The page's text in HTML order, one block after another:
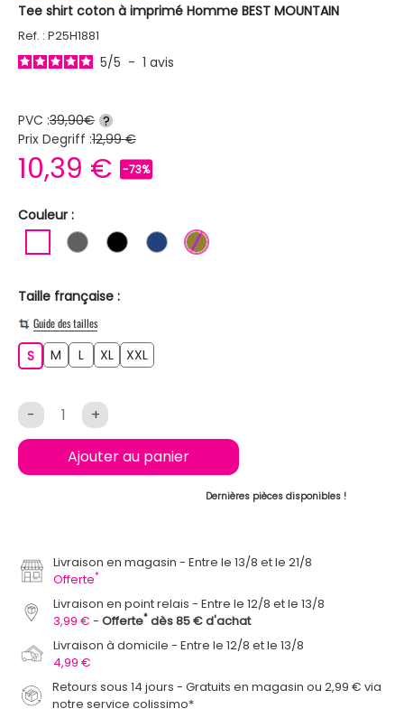
Tee shirt coton à imprimé Homme BEST MOUNTAIN
Ref. : P25H1881
5/5 - 1 avis
PVC :39,90€ ?
Prix Degriff :12,99 €
10,39 € -73%
Couleur :
BLANCGRIS FONCE
NOIR BLEU FONCE
KAKI
Taille française :
Guide des tailles
SS M L XL XXL
- +
Ajouter au panier
Dernières pièces disponibles !
Livraison en magasin
Entre le 13/8 et le 21/8
Offerte*
Livraison en point relais
Entre le 12/8 et le 13/8
3,99 €
Offerte* dès 85 € d'achat
Livraison à domicile
Entre le 12/8 et le 13/8
4,99 €
Retours sous 14 jours - Gratuits en magasin ou 2,99 € via
notre service colissimo*